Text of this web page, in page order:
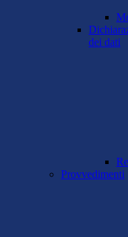
dei dati
Provvedimenti